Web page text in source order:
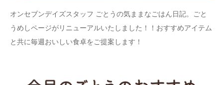
オンセブンデイズスタッフ ごとうの気ままなごはん日記。
ごと
うめしページがリニューアルいたしました！！ おすすめアイテム
と共に毎週おいしい食卓をご提案します！